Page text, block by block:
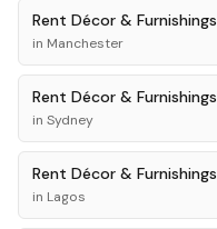
Rent Décor & Furnishings
in Manchester
Rent Décor & Furnishings
in Sydney
Rent Décor & Furnishings
in Lagos